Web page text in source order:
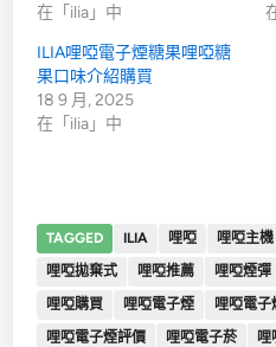
在「ilia」中
ILIA哩啞電子煙糖果哩啞糖
果口味介紹購買
18 9 月, 2025
在「ilia」中
TAGGED ILIA 哩啞 哩啞主機
哩啞拋棄式
哩啞推薦 哩啞煙彈
哩啞購買
哩啞電子煙 哩啞電子
哩啞電子煙評價
哩啞電子菸 哩